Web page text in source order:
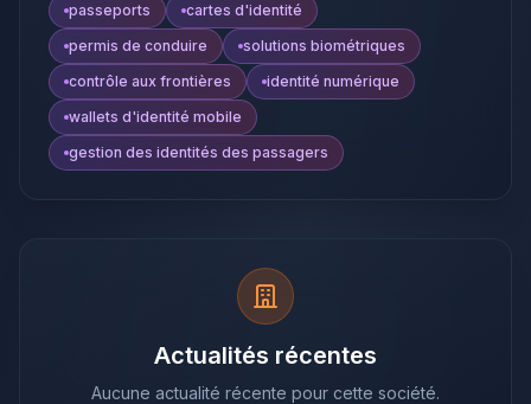
passeports
cartes d'identité
permis de conduire
solutions biométriques
contrôle aux frontières
identité numérique
wallets d'identité mobile
gestion des identités des passagers
Actualités récentes
Aucune actualité récente pour cette société.